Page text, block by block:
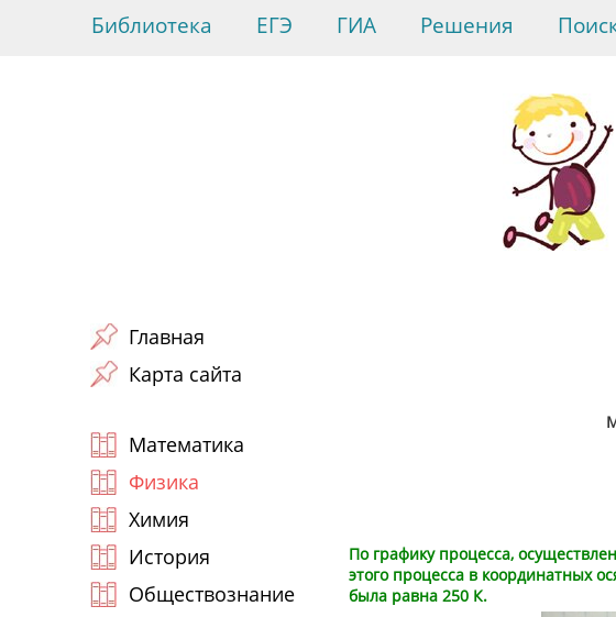
Библиотека ЕГЭ ГИА Решения
Главная
Карта сайта
Математика
Физика
Химия
История
Обществознание
По графику процесса,
этого процесса в координатных
была равна 250 К.